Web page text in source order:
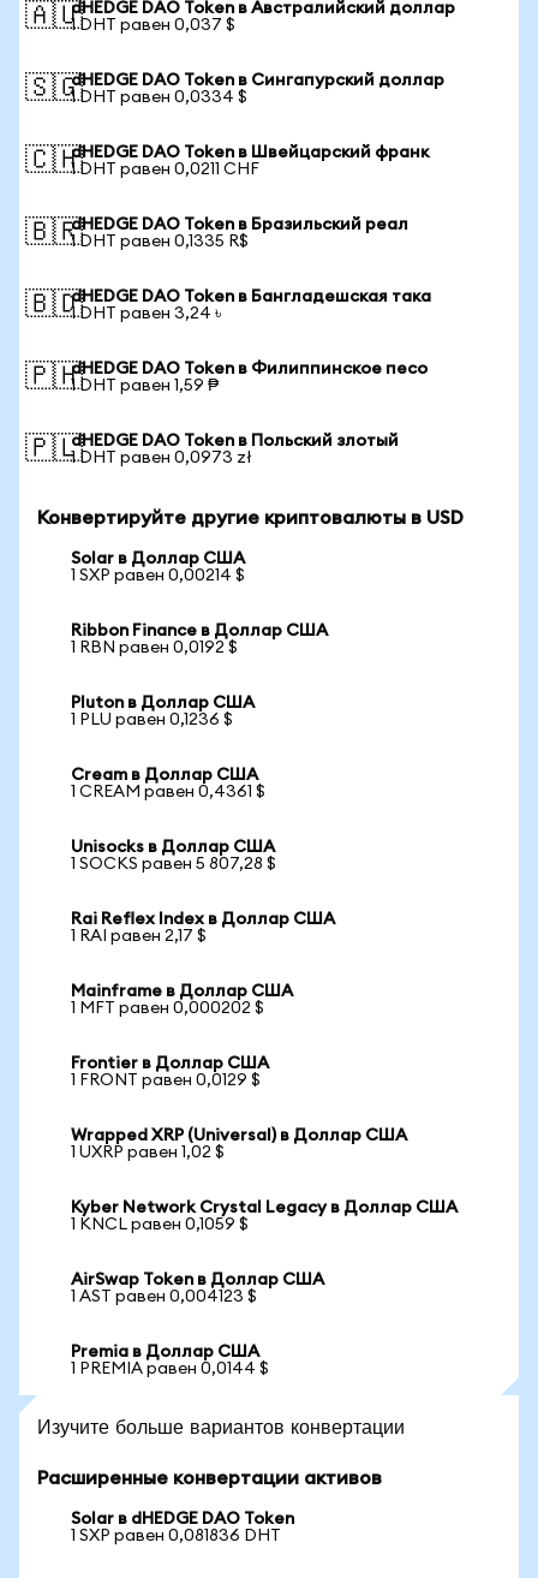
🇦🇺dHEDGE DAO Token в Австралийский доллар
1 DHT равен 0,037 $
🇸🇬dHEDGE DAO Token в Сингапурский доллар
1 DHT равен 0,0334 $
🇨🇭dHEDGE DAO Token в Швейцарский франк
1 DHT равен 0,0211 CHF
🇧🇷dHEDGE DAO Token в Бразильский реал
1 DHT равен 0,1335 R$
🇧🇩dHEDGE DAO Token в Бангладешская така
1 DHT равен 3,24 ৳
🇵🇭dHEDGE DAO Token в Филиппинское песо
1 DHT равен 1,59 ₱
🇵🇱dHEDGE DAO Token в Польский злотый
1 DHT равен 0,0973 zł
Конвертируйте другие криптовалюты в USD
Solar в Доллар США
1 SXP равен 0,00214 $
Ribbon Finance в Доллар США
1 RBN равен 0,0192 $
Pluton в Доллар США
1 PLU равен 0,1236 $
Cream в Доллар США
1 CREAM равен 0,4361 $
Unisocks в Доллар США
1 SOCKS равен 5 807,28 $
Rai Reflex Index в Доллар США
1 RAI равен 2,17 $
Mainframe в Доллар США
1 MFT равен 0,000202 $
Frontier в Доллар США
1 FRONT равен 0,0129 $
Wrapped XRP (Universal) в Доллар США
1 UXRP равен 1,02 $
Kyber Network Crystal Legacy в Доллар США
1 KNCL равен 0,1059 $
AirSwap Token в Доллар США
1 AST равен 0,004123 $
Premia в Доллар США
1 PREMIA равен 0,0144 $
Изучите больше вариантов конвертации
Расширенные конвертации активов
Solar в dHEDGE DAO Token
1 SXP равен 0,081836 DHT